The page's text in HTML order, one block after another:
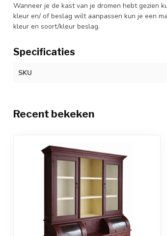
Wanneer je de kast van je dromen hebt gezien
kleur en/ of beslag wilt aanpassen kun je een
kleur en soort/kleur beslag.
Specificaties
SKU
Recent bekeken